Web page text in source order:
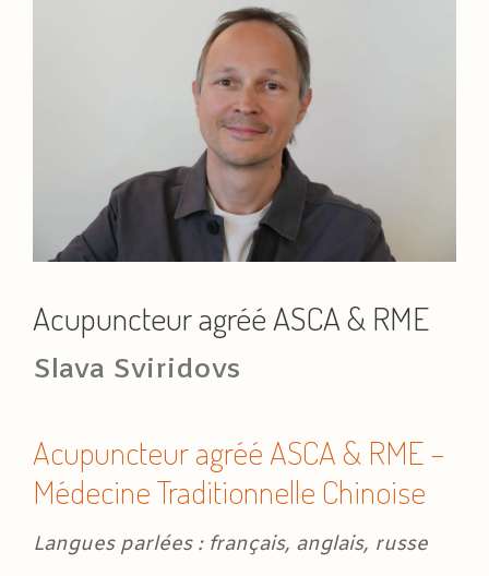
Acupuncteur agréé ASCA & RME
Slava Sviridovs
Acupuncteur agréé ASCA & RME –
Médecine Traditionnelle Chinoise
Langues parlées : français, anglais, russe